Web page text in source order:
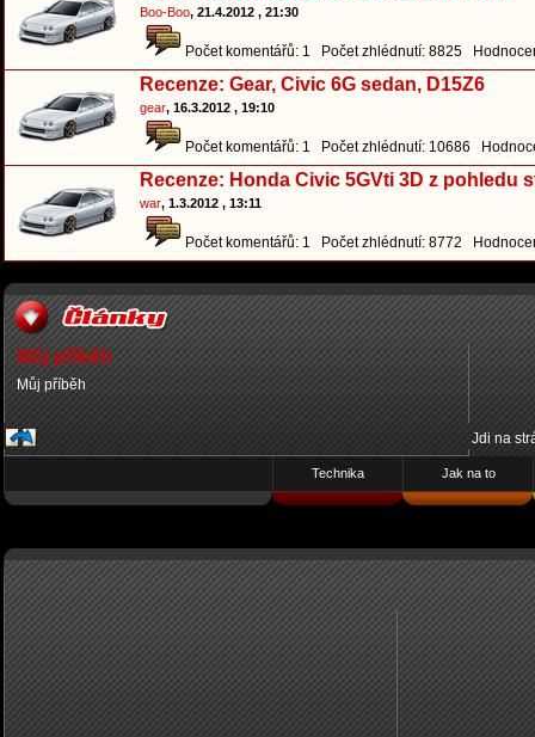
Boo-Boo, 21.4.2012 , 21:30
Počet komentářů: 1 Počet zhlédnutí: 8825
Recenze: Gear, Civic 6G sedan, D15Z6
gear, 16.3.2012 , 19:10
Počet komentářů: 1 Počet zhlédnutí: 10686
Recenze: Honda Civic 5GVti 3D z pohledu
war, 1.3.2012 , 13:11
Počet komentářů: 1 Počet zhlédnutí: 8772
Můj příběh
Můj příběh
Jdi na
Technika Jak na to